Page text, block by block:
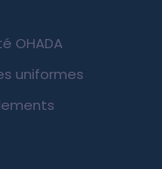
OHADA
uniformes